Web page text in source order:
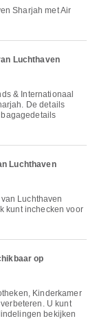
Luchthaven
De details
Luchthaven
kunt inchecken voor
op
U kunt
bekijken